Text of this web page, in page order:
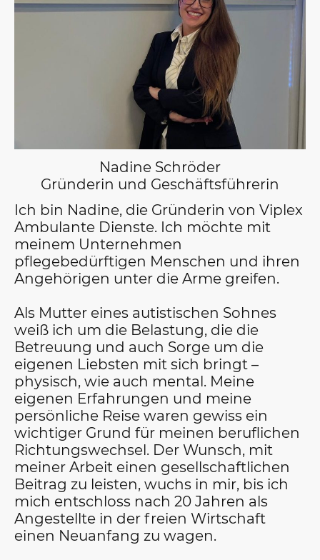
Nadine Schröder
Gründerin und Geschäftsführerin
Ich bin Nadine, die Gründerin von Viplex
Ambulante Dienste. Ich möchte mit
meinem Unternehmen
pflegebedürftigen Menschen und ihren
Angehörigen unter die Arme greifen.
Als Mutter eines autistischen Sohnes
weiß ich um die Belastung, die die
Betreuung und auch Sorge um die
eigenen Liebsten mit sich bringt –
physisch, wie auch mental. Meine
eigenen Erfahrungen und meine
persönliche Reise waren gewiss ein
wichtiger Grund für meinen beruflichen
Richtungswechsel. Der Wunsch, mit
meiner Arbeit einen gesellschaftlichen
Beitrag zu leisten, wuchs in mir, bis ich
mich entschloss nach 20 Jahren als
Angestellte in der freien Wirtschaft
einen Neuanfang zu wagen.